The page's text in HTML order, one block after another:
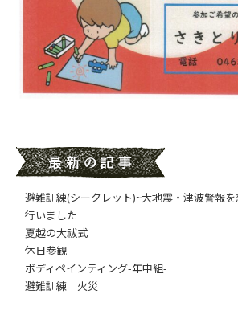
避難訓練(シークレット)~大地震・津波警報
行いました
夏越の大祓式
休日参観
ボディペインティング-年中組-
避難訓練 火災